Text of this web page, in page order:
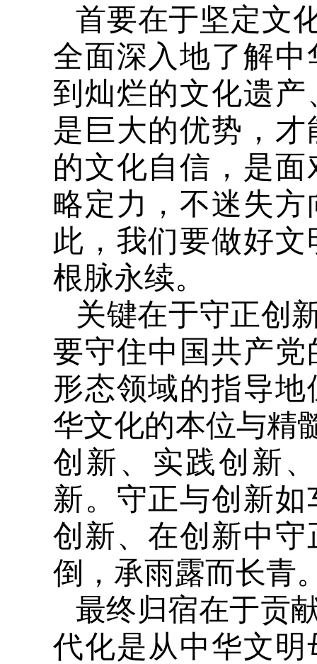
首要在于坚定文
全面深入地了解
到灿烂的文化遗
是巨大的优势，
的文化自信，是
略定力，不迷失
此，我们要做好
根脉永续。
关键在于守正创
要守住中国共产
形态领域的指导
华文化的本位与精
创新、实践创新
新。守正与创新
创新、在创新中
倒，承雨露而长青
最终归宿在于贡
代化是从中华文